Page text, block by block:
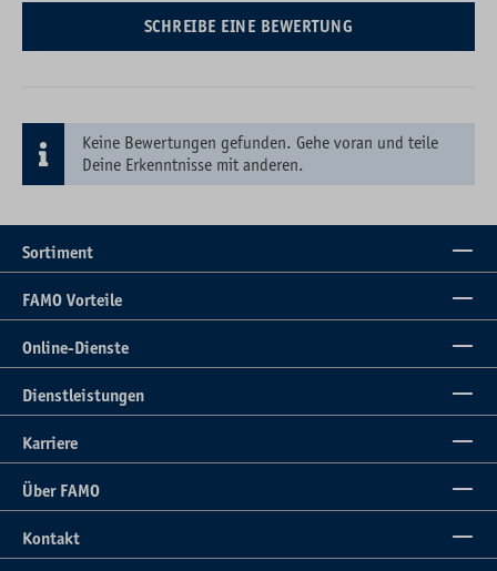
SCHREIBE EINE BEWERTUNG
Keine Bewertungen gefunden. Gehe voran und teile
Deine Erkenntnisse mit anderen.
Sortiment
FAMO Vorteile
Online-Dienste
Dienstleistungen
Karriere
Über FAMO
Kontakt